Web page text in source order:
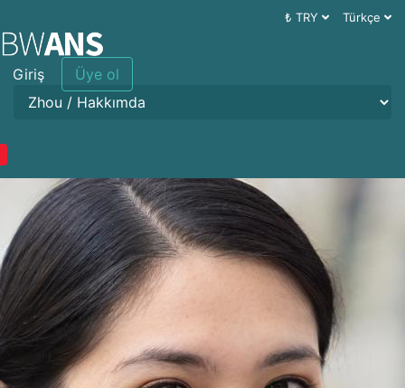
₺ TRY Türkçe
Giriş Üye ol